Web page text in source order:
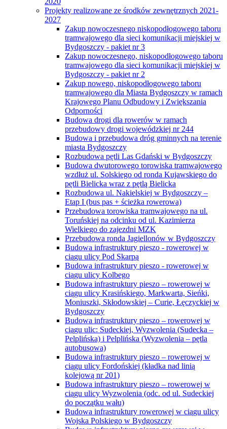
Projekty realizowane ze środków zewnętrznych 2021-
2027
Zakup nowoczesnego niskopodłogowego taboru
tramwajowego dla sieci komunikacji miejskiej w
Bydgoszczy - pakiet nr 3
Zakup nowoczesnego, niskopodłogowego taboru
tramwajowego dla sieci komunikacji miejskiej w
Bydgoszczy - pakiet nr 2
Zakup nowego, niskopodłogowego taboru
tramwajowego dla Miasta Bydgoszczy w ramach
Krajowego Planu Odbudowy i Zwiększania
Odporności
Budowa drogi dla rowerów w ramach
przebudowy drogi wojewódzkiej nr 244
Budowa i przebudowa dróg gminnych na terenie
miasta Bydgoszczy
Rozbudowa pętli Las Gdański w Bydgoszczy
Budowa dwutorowego torowiska tramwajowego
wzdłuż ul. Solskiego od ronda Kujawskiego do
pętli Bielicka wraz z pętlą Bielicka
Rozbudowa ul. Nakielskiej w Bydgoszczy –
Etap I (bus pas + ścieżka rowerowa)
Przebudowa torowiska tramwajowego na ul.
Toruńskiej na odcinku od ul. Kazimierza
Wielkiego do zajezdni MZK
Przebudowa ronda Jagiellonów w Bydgoszczy
Budowa infrastruktury pieszo - rowerowej w
ciągu ulicy Pod Skarpą
Budowa infrastruktury pieszo - rowerowej w
ciągu ulicy Kolbego
Budowa infrastruktury pieszo – rowerowej w
ciągu ulicy Krasińskiego, Markwarta, Sieńki,
Moniuszki, Skłodowskiej – Curie, Łęczyckiej w
Bydgoszczy
Budowa infrastruktury pieszo – rowerowej w
ciągu ulic: Sudeckiej, Wyzwolenia (Sudecka –
Pelplińska) i Pelplińska (Wyzwolenia – pętla
autobusowa)
Budowa infrastruktury pieszo – rowerowej w
ciągu ulicy Fordońskiej (kładka nad linią
kolejową nr 201)
Budowa infrastruktury pieszo – rowerowej w
ciągu ulicy Wyzwolenia (odc. od ul. Sudeckiej
do początku wału)
Budowa infrastruktury rowerowej w ciągu ulicy
Wojska Polskiego w Bydgoszczy